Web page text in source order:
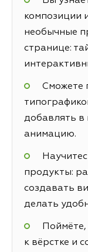
композиции
необычные
странице:
Сможете
добавлять в
анимацию.
продукты:
создавать
делать
Поймёте,
к вёрстке и